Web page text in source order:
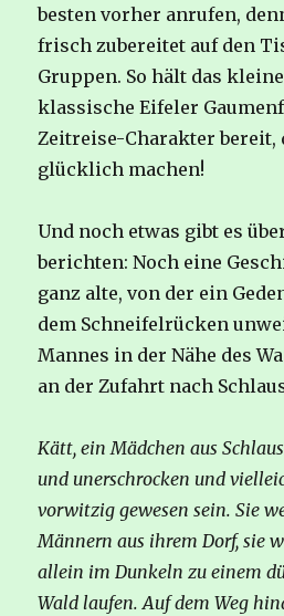
besten vorher anrufen,
frisch zubereitet auf den
Gruppen. So hält das
klassische Eifeler
Zeitreise-Charakter bereit,
glücklich machen!
Und noch etwas gibt es
berichten: Noch eine
ganz alte, von der ein
dem Schneifelrücken
Mannes in der Nähe des
an der Zufahrt nach
Kätt, ein Mädchen aus
und unerschrocken und
vorwitzig gewesen sein. Sie
Männern aus ihrem Dorf, sie
allein im Dunkeln zu einem
Wald laufen. Auf dem Weg